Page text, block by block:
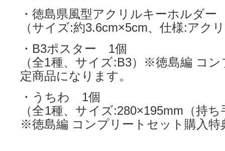
・徳島県風型アクリルキーホルダ
（サイズ:約3.6cm×5cm、仕様:アク
・B3ポスター 1個
（全1種、サイズ:B3）※徳島編 コ
定商品になります。
・うちわ 1個
（全1種、サイズ:280×195mm（持
※徳島編 コンプリートセット購入特